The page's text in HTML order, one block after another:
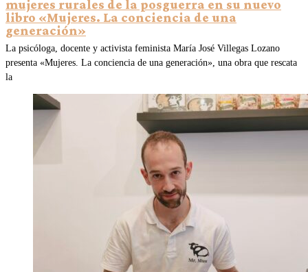
mujeres rurales de la posguerra en su nuevo
libro «Mujeres. La conciencia de una
generación»
La psicóloga, docente y activista feminista María José Villegas Lozano
presenta «Mujeres. La conciencia de una generación», una obra que rescata
la